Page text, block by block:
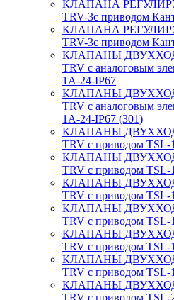
КЛАПАНА
TRV-3с приводом
КЛАПАНА
TRV-3с приводом
КЛАПАНЫ
TRV с аналоговым
1А-24-IP67
КЛАПАНЫ
TRV с аналоговым
1А-24-IP67 (301)
КЛАПАНЫ
TRV с приводом TSL-
КЛАПАНЫ
TRV с приводом TSL-
КЛАПАНЫ
TRV с приводом TSL-
КЛАПАНЫ
TRV с приводом TSL-
КЛАПАНЫ
TRV с приводом TSL-
КЛАПАНЫ
TRV с приводом TSL-
КЛАПАНЫ
TRV с приводом TSL-